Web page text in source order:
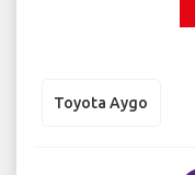
Toyota Aygo